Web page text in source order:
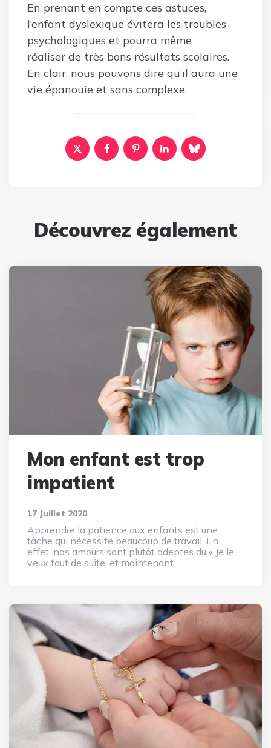
En prenant en compte ces astuces,
l’enfant dyslexique évitera les troubles
psychologiques et pourra même
réaliser de très bons résultats scolaires.
En clair, nous pouvons dire qu’il aura une
vie épanouie et sans complexe.
Découvrez également
Mon enfant est trop
impatient
17 Juillet 2020
Apprendre la patience aux enfants est une
tâche qui nécessite beaucoup de travail. En
effet, nos amours sont plutôt adeptes du « Je le
veux tout de suite, et maintenant…